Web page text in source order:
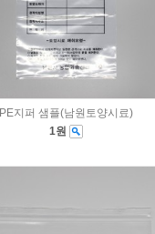
PE지퍼 샘플(남원토양시료)
1원